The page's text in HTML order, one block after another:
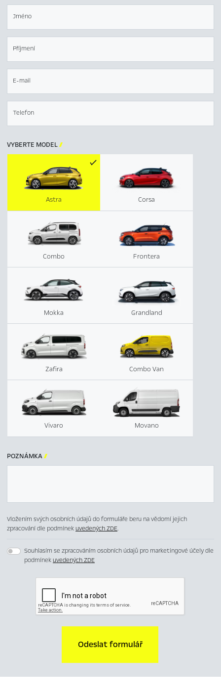
Jméno
Příjmení
E-mail
Telefon
VYBERTE MODEL
Corsa
Combo Frontera
Astra
Mokka Grandland
Zafira Combo Van
Vivaro Movano
POZNÁMKA
Vložením svých osobních údajů do formuláře beru na vědomí jejich
zpracování dle podmínekuvedených ZDE.
Souhlasím se zpracováním osobních údajů pro marketingové účely dle
podmínekuvedených ZDE
Odeslat formulář